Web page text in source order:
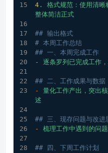
4 .
格式规范：使用清晰
整体简洁正式
## 输出格式
# 本周工作总结
## 一、本周完成工作
-
逐条罗列已完成工作
## 二、工作成果与数据
-
量化工作产出，突出
述
## 三、现存问题与改进
-
梳理工作中遇到的问
## 四、下周工作计划